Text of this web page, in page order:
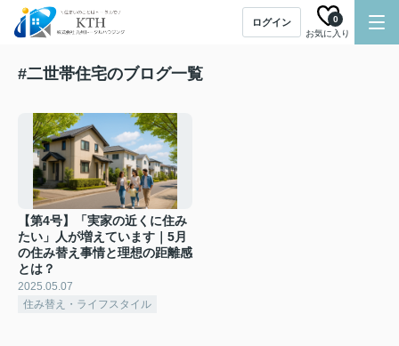
ログイン
お気に入り
0
#二世帯住宅のブログ一覧
【第4号】「実家の近くに住み
たい」人が増えています｜5月
の住み替え事情と理想の距離感
とは？
2025.05.07
住み替え・ライフスタイル